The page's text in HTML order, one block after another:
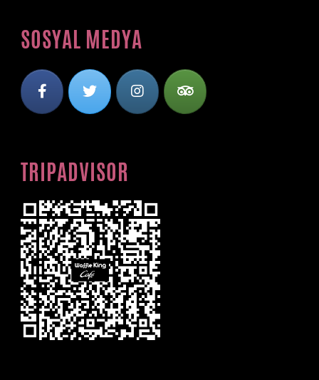
SOSYAL MEDYA
TRIPADVISOR